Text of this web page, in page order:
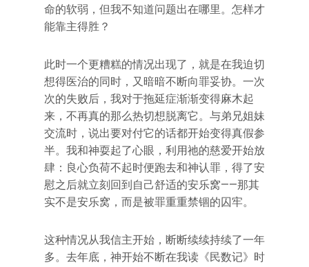
命的软弱，但我不知道问题出在哪里。怎样才
能靠主得胜？
此时一个更糟糕的情况出现了，就是在我迫切
想得医治的同时，又暗暗不断向罪妥协。一次
次的失败后，我对于拖延症渐渐变得麻木起
来，不再真的那么热切想脱离它。与弟兄姐妹
交流时，说出要对付它的话都开始变得真假参
半。我和神耍起了心眼，利用祂的慈爱开始放
肆：良心负荷不起时便跑去和神认罪，得了安
慰之后就立刻回到自己舒适的安乐窝——那其
实不是安乐窝，而是被罪重重禁锢的囚牢。
这种情况从我信主开始，断断续续持续了一年
多。去年底，神开始不断在我读《民数记》时